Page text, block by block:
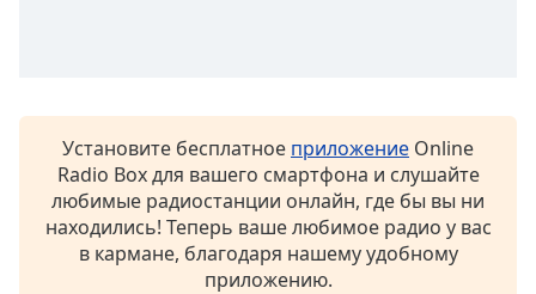
Done
Установите бесплатное приложение Online
Radio Box для вашего смартфона и слушайте
любимые радиостанции онлайн, где бы вы ни
находились! Теперь ваше любимое радио у вас
в кармане, благодаря нашему удобному
приложению.